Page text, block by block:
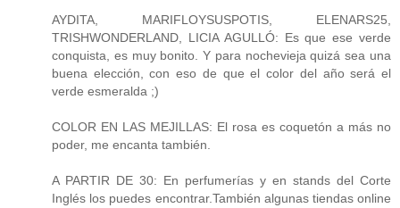
AYDITA, MARIFLOYSUSPOTIS, ELENARS25,
TRISHWONDERLAND, LICIA AGULLÓ: Es que ese verde
conquista, es muy bonito. Y para nochevieja quizá sea una
buena elección, con eso de que el color del año será el
verde esmeralda ;)
COLOR EN LAS MEJILLAS: El rosa es coquetón a más no
poder, me encanta también.
A PARTIR DE 30: En perfumerías y en stands del Corte
Inglés los puedes encontrar.También algunas tiendas online